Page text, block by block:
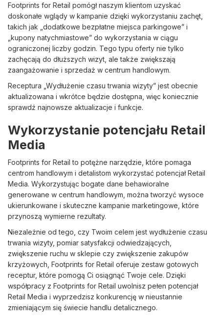
Footprints for Retail pomógł naszym klientom uzyskać
doskonałe wglądy w kampanie dzięki wykorzystaniu zachęt,
takich jak „dodatkowe bezpłatne miejsca parkingowe” i
„kupony natychmiastowe” do wykorzystania w ciągu
ograniczonej liczby godzin. Tego typu oferty nie tylko
zachęcają do dłuższych wizyt, ale także zwiększają
zaangażowanie i sprzedaż w centrum handlowym.
Receptura „Wydłużenie czasu trwania wizyty” jest obecnie
aktualizowana i wkrótce będzie dostępna, więc koniecznie
sprawdź najnowsze aktualizacje i funkcje.
Wykorzystanie potencjału Retail
Media
Footprints for Retail to potężne narzędzie, które pomaga
centrom handlowym i detalistom wykorzystać potencjał Retail
Media. Wykorzystując bogate dane behawioralne
generowane w centrum handlowym, można tworzyć wysoce
ukierunkowane i skuteczne kampanie marketingowe, które
przynoszą wymierne rezultaty.
Niezależnie od tego, czy Twoim celem jest wydłużenie czasu
trwania wizyty, pomiar satysfakcji odwiedzających,
zwiększenie ruchu w sklepie czy zwiększenie zakupów
krzyżowych, Footprints for Retail oferuje zestaw gotowych
receptur, które pomogą Ci osiągnąć Twoje cele. Dzięki
współpracy z Footprints for Retail uwolnisz pełen potencjał
Retail Media i wyprzedzisz konkurencję w nieustannie
zmieniającym się świecie handlu detalicznego.